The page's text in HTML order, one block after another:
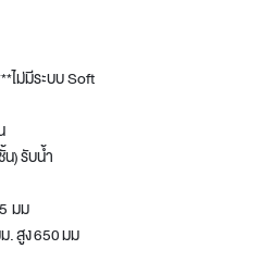
ไม่มีระบบ Soft
) รับน้ำ
มม
สูง 650 มม